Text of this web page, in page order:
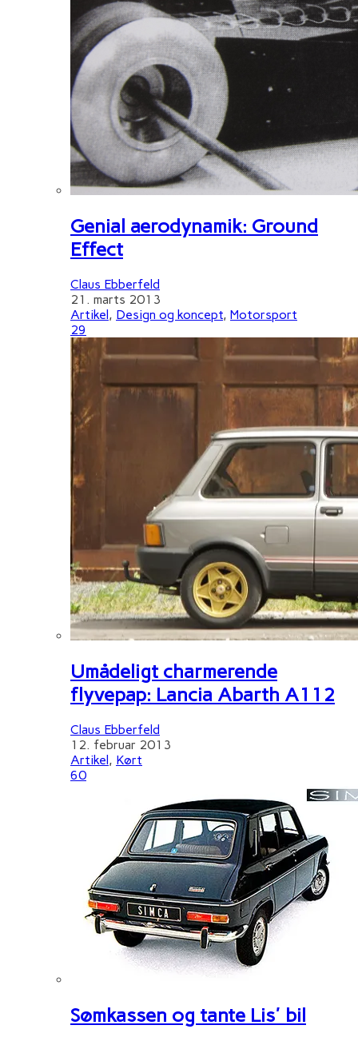
Genial aerodynamik: Ground
Effect
Claus Ebberfeld
21. marts 2013
Artikel, Design og koncept, Motorsport
29
Umådeligt charmerende
flyvepap: Lancia Abarth A112
Claus Ebberfeld
12. februar 2013
Artikel, Kørt
60
Sømkassen og tante Lis' bil